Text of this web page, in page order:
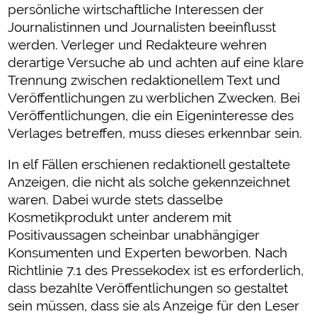
persönliche wirtschaftliche Interessen der
Journalistinnen und Journalisten beeinflusst
werden. Verleger und Redakteure wehren
derartige Versuche ab und achten auf eine klare
Trennung zwischen redaktionellem Text und
Veröffentlichungen zu werblichen Zwecken. Bei
Veröffentlichungen, die ein Eigeninteresse des
Verlages betreffen, muss dieses erkennbar sein.
In elf Fällen erschienen redaktionell gestaltete
Anzeigen, die nicht als solche gekennzeichnet
waren. Dabei wurde stets dasselbe
Kosmetikprodukt unter anderem mit
Positivaussagen scheinbar unabhängiger
Konsumenten und Experten beworben. Nach
Richtlinie 7.1 des Pressekodex ist es erforderlich,
dass bezahlte Veröffentlichungen so gestaltet
sein müssen, dass sie als Anzeige für den Leser